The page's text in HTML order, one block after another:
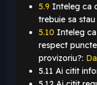
5.9 Inteleg ca
trebuie sa
5.10 Inteleg
respect
provizoriu?: Da
5.11 Ai citit